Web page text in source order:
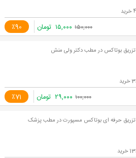
٪90 ۱۵۰,۰۰۰ ۱۵,۰۰۰ تومان
تزریق بوتاکس در مطب دکتر ولی منش
٪71 ۱۰۰,۰۰۰ ۲۹,۰۰۰ تومان
تزریق حرفه ای بوتاکس مسپورت در مطب پزشک